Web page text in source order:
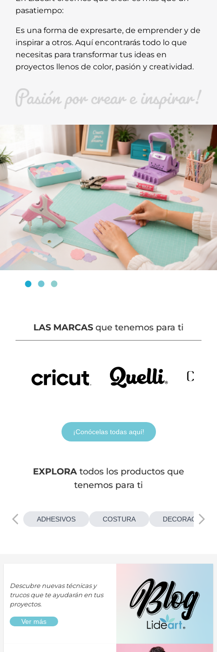
pasatiempo:
Es una forma de expresarte, de emprender y de
inspirar a otros. Aquí encontrarás todo lo que
necesitas para transformar tus ideas en
proyectos llenos de color, pasión y creatividad.
LAS MARCAS que tenemos para ti
¡Conócelas todas aquí!
EXPLORA todos los productos que
tenemos para ti
ADHESIVOS COSTURA
Descubre nuevas técnicas y
trucos que te ayudarán en tus
proyectos.
Ver más